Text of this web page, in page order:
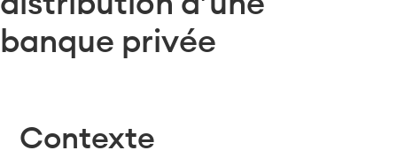
banque privée
Contexte